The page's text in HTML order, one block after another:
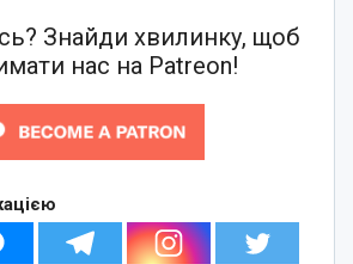
Знайди хвилинку, щоб
нас на Patreon!